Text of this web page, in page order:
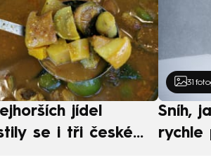
jídel
se i tři české
31
Sníh,
rychle